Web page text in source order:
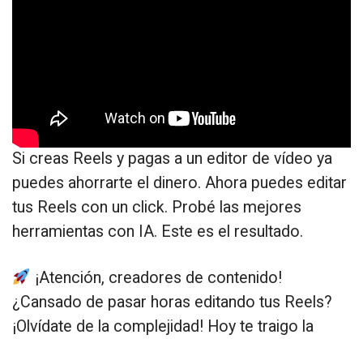
Si creas Reels y pagas a un editor de vídeo ya
puedes ahorrarte el dinero. Ahora puedes editar
tus Reels con un click. Probé las mejores
herramientas con IA. Este es el resultado.
¡Atención, creadores de contenido!
¿Cansado de pasar horas editando tus Reels?
¡Olvídate de la complejidad! Hoy te traigo la